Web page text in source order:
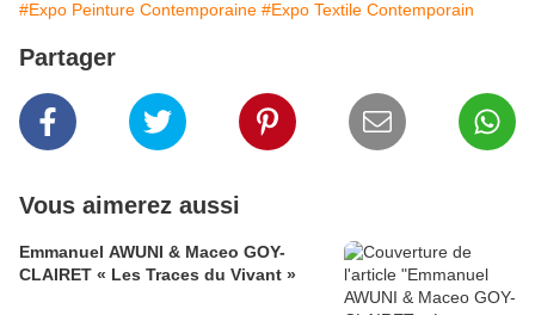
#Expo Peinture Contemporaine #Expo Textile Contemporain
Partager
Vous aimerez aussi
Emmanuel AWUNI & Maceo GOY-
CLAIRET « Les Traces du Vivant »